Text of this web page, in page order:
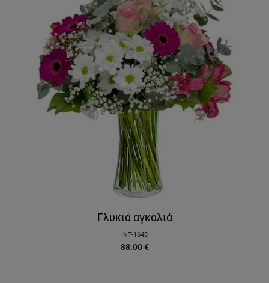
Γλυκιά αγκαλιά
INT-1648
88.00 €